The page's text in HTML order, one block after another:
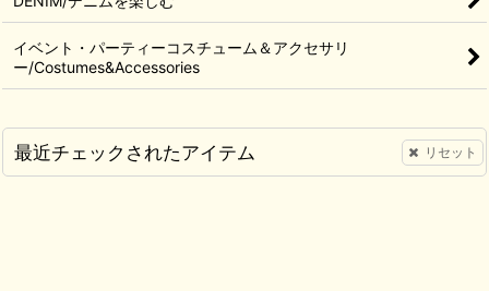
イベント・パーティーコスチューム＆アクセサリ
ー/Costumes&Accessories
最近チェックされたアイテム リセット